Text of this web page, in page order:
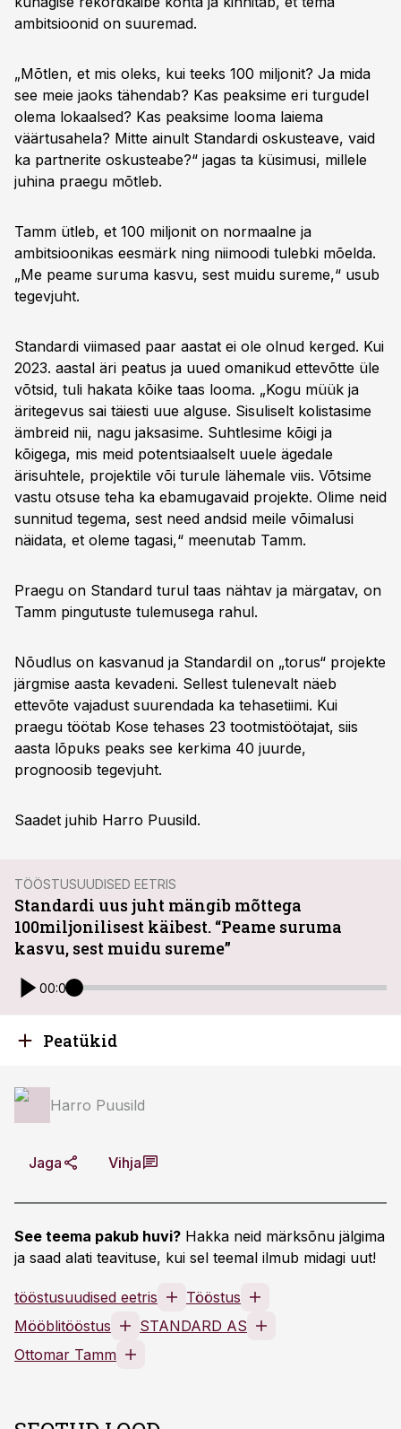
ambitsioonid on suuremad.
„Mõtlen, et mis oleks, kui teeks 100 miljonit? Ja mida
see meie jaoks tähendab? Kas peaksime eri turgudel
olema lokaalsed? Kas peaksime looma laiema
väärtusahela? Mitte ainult Standardi oskusteave, vaid
ka partnerite oskusteabe?“ jagas ta küsimusi, millele
juhina praegu mõtleb.
Tamm ütleb, et 100 miljonit on normaalne ja
ambitsioonikas eesmärk ning niimoodi tulebki mõelda.
„Me peame suruma kasvu, sest muidu sureme,“ usub
tegevjuht.
Standardi viimased paar aastat ei ole olnud kerged. Kui
2023. aastal äri peatus ja uued omanikud ettevõtte üle
võtsid, tuli hakata kõike taas looma. „Kogu müük ja
äritegevus sai täiesti uue alguse. Sisuliselt kolistasime
ämbreid nii, nagu jaksasime. Suhtlesime kõigi ja
kõigega, mis meid potentsiaalselt uuele ägedale
ärisuhtele, projektile või turule lähemale viis. Võtsime
vastu otsuse teha ka ebamugavaid projekte. Olime neid
sunnitud tegema, sest need andsid meile võimalusi
näidata, et oleme tagasi,“ meenutab Tamm.
Praegu on Standard turul taas nähtav ja märgatav, on
Tamm pingutuste tulemusega rahul.
Nõudlus on kasvanud ja Standardil on „torus“ projekte
järgmise aasta kevadeni. Sellest tulenevalt näeb
ettevõte vajadust suurendada ka tehasetiimi. Kui
praegu töötab Kose tehases 23 tootmistöötajat, siis
aasta lõpuks peaks see kerkima 40 juurde,
prognoosib tegevjuht.
Saadet juhib Harro Puusild.
TÖÖSTUSUUDISED EETRIS
Standardi uus juht mängib mõttega
100miljonilisest käibest. “Peame suruma
kasvu, sest muidu sureme”
00:00
Peatükid
Harro Puusild
Jaga Vihja
See teema pakub huvi? Hakka neid märksõnu jälgima
ja saad alati teavituse, kui sel teemal ilmub midagi uut!
tööstusuudised eetris
Tööstus
Mööblitööstus
STANDARD AS
Ottomar Tamm